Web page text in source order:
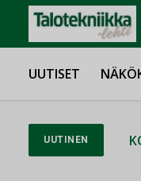
UUTISET
UUTINEN